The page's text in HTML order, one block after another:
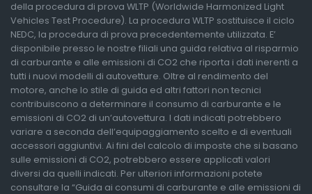
della procedura di prova WLTP (Worldwide Harmonized Light
Vehicles Test Procedure). La procedura WLTP sostituisce il ciclo
NEDC, la procedura di prova precedentemente utilizzata. E’
disponibile presso le nostre filiali una guida relativa al risparmio
di carburante e alle emissioni di CO2 che riporta i dati inerenti a
tutti i nuovi modelli di autovetture. Oltre al rendimento del
motore, anche lo stile di guida ed altri fattori non tecnici
contribuiscono a determinare il consumo di carburante e le
emissioni di CO2 di un’autovettura. I dati indicati potrebbero
variare a seconda dell’equipaggiamento scelto e di eventuali
accessori aggiuntivi. Ai fini del calcolo di imposte che si basano
sulle emissioni di CO2, potrebbero essere applicati valori
diversi da quelli indicati. Per ulteriori informazioni potete
consultare la “Guida ai consumi di carburante e alle emissioni di